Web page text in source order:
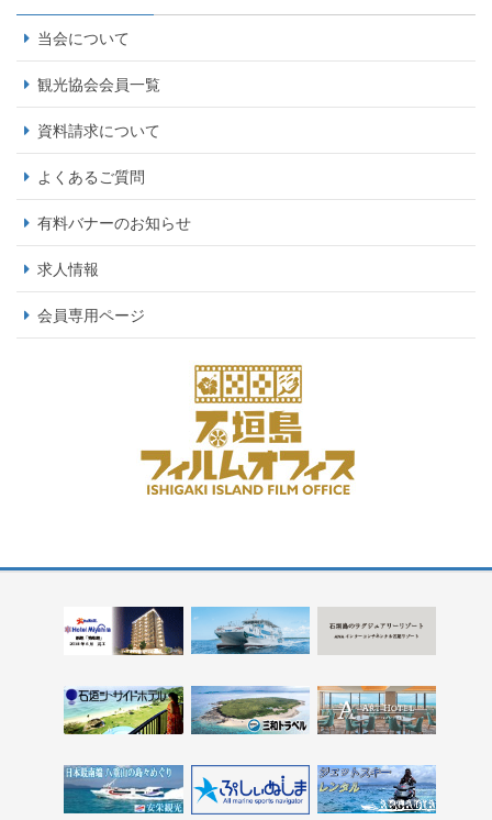
当会について
観光協会会員一覧
資料請求について
よくあるご質問
有料バナーのお知らせ
求人情報
会員専用ページ